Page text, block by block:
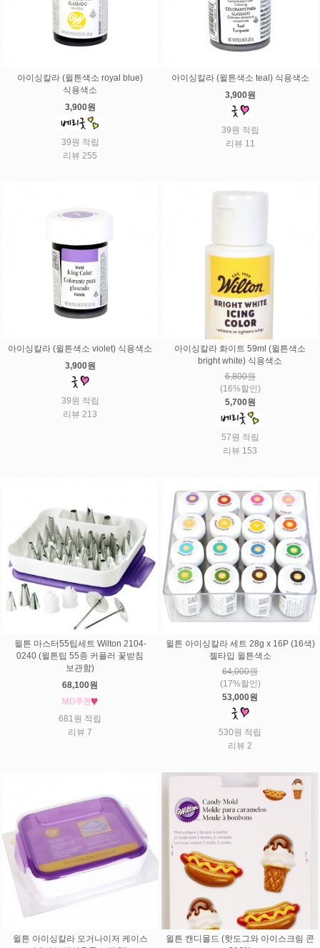
아이싱칼라 (윌튼색소 royal blue)
식용색소
3,900원
39원 적립
리뷰 255
아이싱칼라 (윌튼색소 teal) 식용색소
3,900원
39원 적립
리뷰 11
아이싱칼라 (윌튼색소 violet) 식용색소
3,900원
39원 적립
리뷰 213
아이싱칼라 화이트 59ml (윌튼색소
bright white) 식용색소
6,800원
(16%할인)
5,700원
57원 적립
리뷰 153
윌튼 마스터55팁세트 Wilton 2104-
0240 (윌튼팁 55종 커플러 꽃받침
보관함)
68,100원
681원 적립
리뷰 7
윌튼 아이싱칼라 세트 28g x 16P (16색)
젤타입 윌튼색소
64,000원
(17%할인)
53,000원
530원 적립
리뷰 2
윌튼 아이싱칼라 오거나이저 케이스
윌튼 캔디몰드 (핫도그와 아이스크림 콘